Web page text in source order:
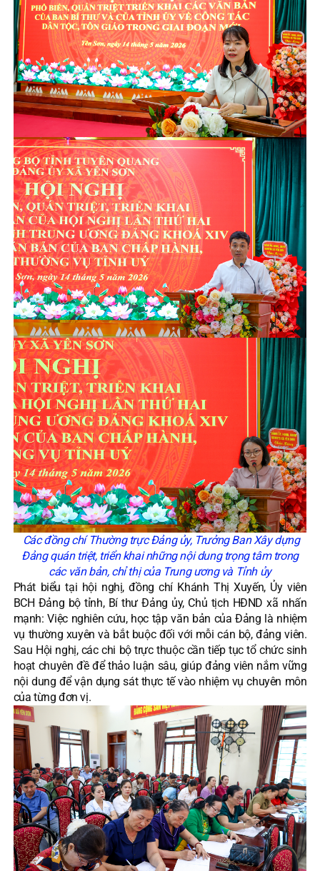
Các đồng chí Thường trực Đảng ủy, Trưởng Ban Xây dựng
Đảng quán triệt, triển khai những nội dung trọng tâm trong
các văn bản, chỉ thị của Trung ương và Tỉnh ủy
Phát biểu tại hội nghị, đồng chí Khánh Thị Xuyến, Ủy viên
BCH Đảng bộ tỉnh, Bí thư Đảng ủy, Chủ tịch HĐND xã nhấn
mạnh: Việc nghiên cứu, học tập văn bản của Đảng là nhiệm
vụ thường xuyên và bắt buộc đối với mỗi cán bộ, đảng viên.
Sau Hội nghị, các chi bộ trực thuộc cần tiếp tục tổ chức sinh
hoạt chuyên đề để thảo luận sâu, giúp đảng viên nắm vững
nội dung để vận dụng sát thực tế vào nhiệm vụ chuyên môn
của từng đơn vị.